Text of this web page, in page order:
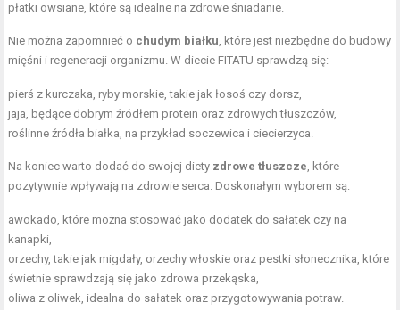
płatki owsiane, które są idealne na zdrowe śniadanie.
Nie można zapomnieć o chudym białku, które jest niezbędne do budowy
mięśni i regeneracji organizmu. W diecie FITATU sprawdzą się:
pierś z kurczaka, ryby morskie, takie jak łosoś czy dorsz,
jaja, będące dobrym źródłem protein oraz zdrowych tłuszczów,
roślinne źródła białka, na przykład soczewica i ciecierzyca.
Na koniec warto dodać do swojej diety zdrowe tłuszcze, które
pozytywnie wpływają na zdrowie serca. Doskonałym wyborem są:
awokado, które można stosować jako dodatek do sałatek czy na
kanapki,
orzechy, takie jak migdały, orzechy włoskie oraz pestki słonecznika, które
świetnie sprawdzają się jako zdrowa przekąska,
oliwa z oliwek, idealna do sałatek oraz przygotowywania potraw.